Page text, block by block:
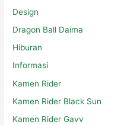
Design
Dragon Ball Daima
Hiburan
Informasi
Kamen Rider
Kamen Rider Black Sun
Kamen Rider Gavv